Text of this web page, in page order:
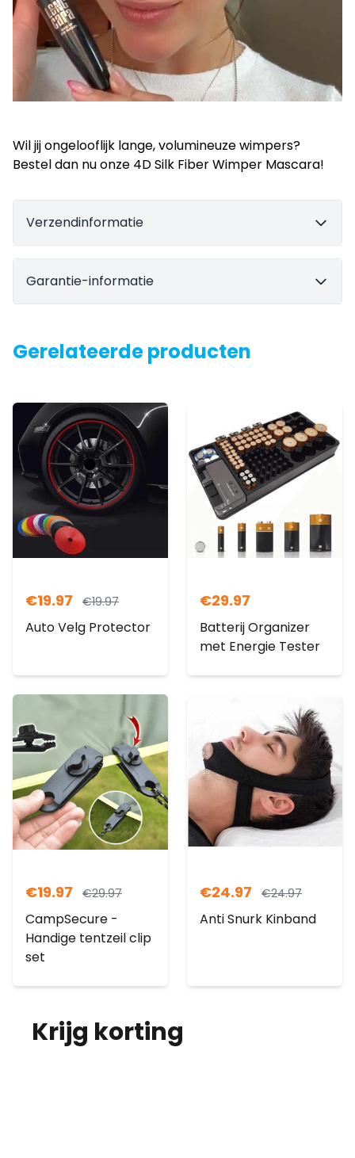
Wil jij ongelooflijk lange, volumineuze wimpers?
Bestel dan nu onze 4D Silk Fiber Wimper Mascara!
Verzendinformatie
Garantie-informatie
Gerelateerde producten
€19.97 €19.97
Auto Velg Protector
€29.97
Batterij Organizer
met Energie Tester
€19.97 €29.97
CampSecure -
Handige tentzeil clip
set
€24.97 €24.97
Anti Snurk Kinband
Krijg korting